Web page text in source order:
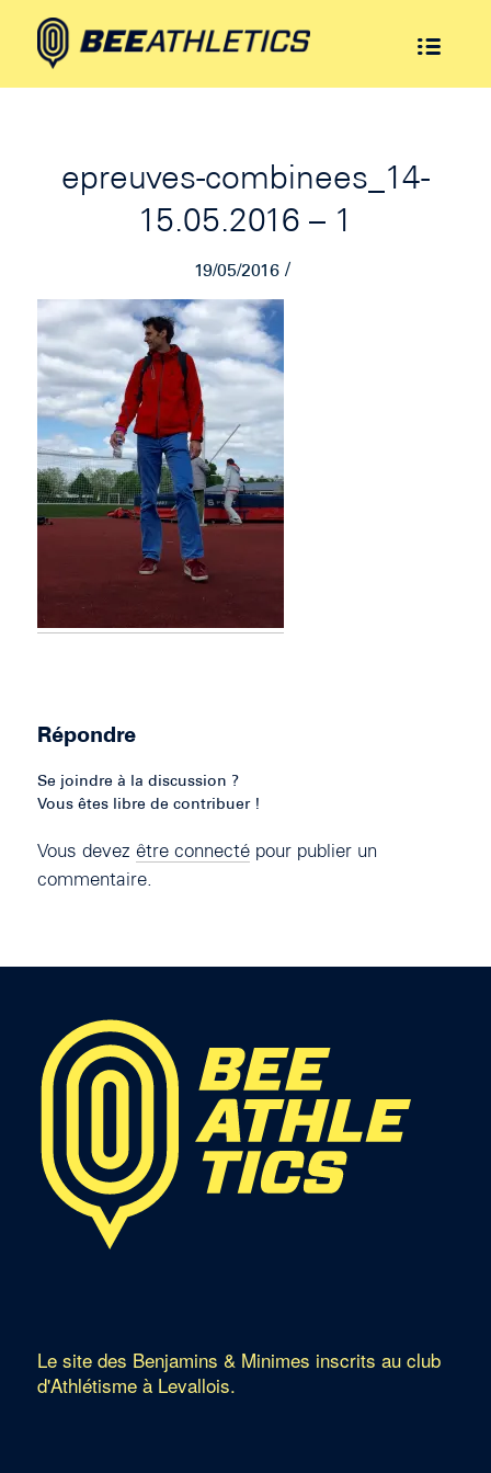
epreuves-combinees_14-
15.05.2016 – 1
19/05/2016 /
Répondre
Se joindre à la discussion ?
Vous êtes libre de contribuer !
Vous devez être connectépour publier un
commentaire.
Le site des Benjamins & Minimes inscrits au club
d'Athlétisme à Levallois.